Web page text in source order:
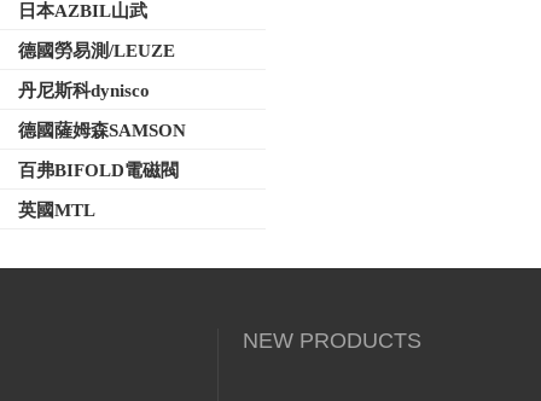
日本AZBIL山武
德國勞易測/LEUZE
丹尼斯科dynisco
德國薩姆森SAMSON
百弗BIFOLD電磁閥
英國MTL
NEW PRODUCTS